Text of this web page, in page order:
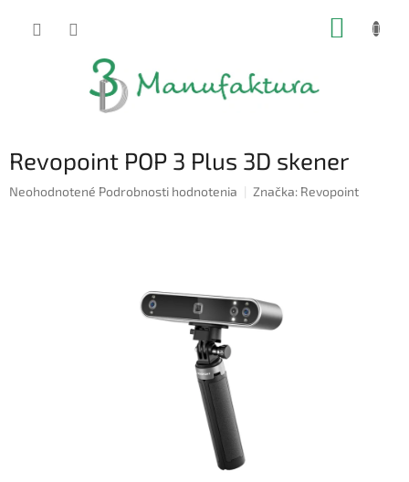
Revopoint POP 3 Plus 3D skener
Priemerné
Neohodnotené Podrobnosti hodnotenia Značka: Revopoint